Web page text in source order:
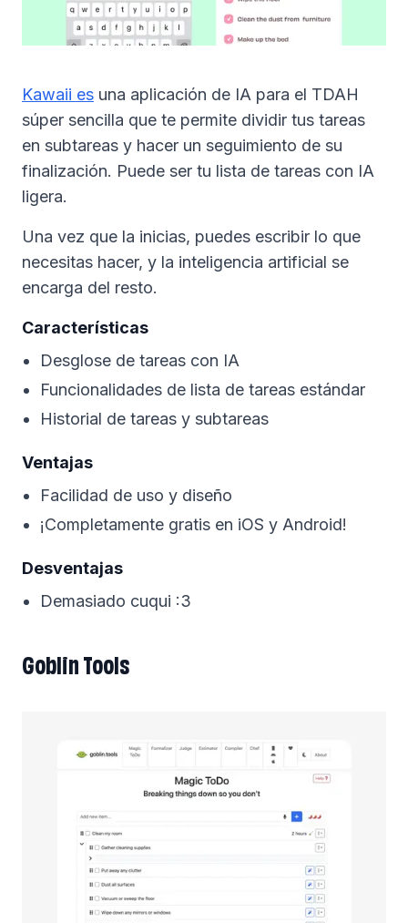
Kawaii es una aplicación de IA para el TDAH
súper sencilla que te permite dividir tus tareas
en subtareas y hacer un seguimiento de su
finalización. Puede ser tu lista de tareas con IA
ligera.
Una vez que la inicias, puedes escribir lo que
necesitas hacer, y la inteligencia artificial se
encarga del resto.
Características
Desglose de tareas con IA
Funcionalidades de lista de tareas estándar
Historial de tareas y subtareas
Ventajas
Facilidad de uso y diseño
¡Completamente gratis en iOS y Android!
Desventajas
Demasiado cuqui :3
Goblin Tools